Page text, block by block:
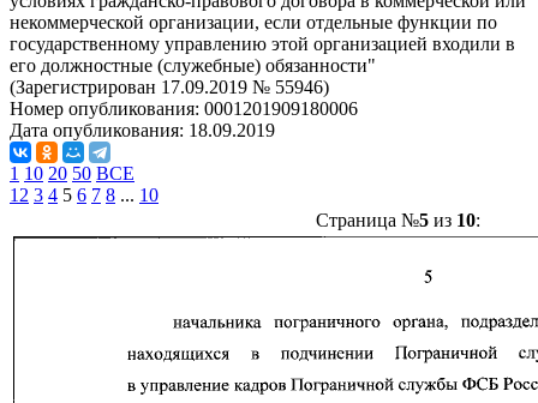
некоммерческой организации, если отдельные функции по
государственному управлению этой организацией входили в
его должностные (служебные) обязанности"
(Зарегистрирован 17.09.2019 № 55946)
Номер опубликования: 0001201909180006
Дата опубликования: 18.09.2019
1 10 20 50 ВСЕ
1 2 3 4 5 6 7 8 ... 10
Страница №5из 10: